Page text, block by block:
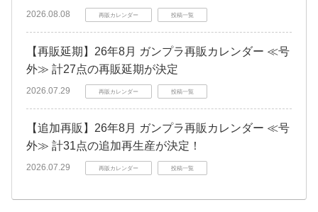
2026.08.08 再販カレンダー 投稿一覧
【再販延期】26年8月 ガンプラ再販カレンダー ≪号
外≫ 計27点の再販延期が決定
2026.07.29 再販カレンダー 投稿一覧
【追加再販】26年8月 ガンプラ再販カレンダー ≪号
外≫ 計31点の追加再生産が決定！
2026.07.29 再販カレンダー 投稿一覧